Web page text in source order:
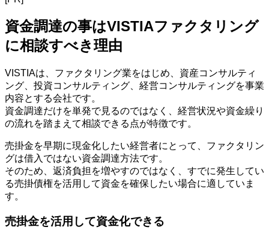
資金調達の事はVISTIAファクタリング
に相談すべき理由
VISTIAは、ファクタリング業をはじめ、資産コンサルティ
ング、投資コンサルティング、経営コンサルティングを事業
内容とする会社です。
資金調達だけを単発で見るのではなく、経営状況や資金繰り
の流れを踏まえて相談できる点が特徴です。
売掛金を早期に現金化したい経営者にとって、ファクタリン
グは借入ではない資金調達方法です。
そのため、返済負担を増やすのではなく、すでに発生してい
る売掛債権を活用して資金を確保したい場合に適していま
す。
売掛金を活用して資金化できる